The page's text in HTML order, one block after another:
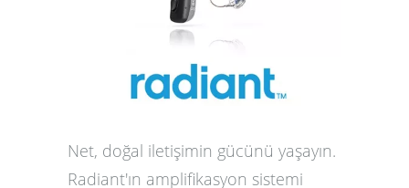
Net, doğal iletişimin gücünü yaşayın.
Radiant'ın amplifikasyon sistemi